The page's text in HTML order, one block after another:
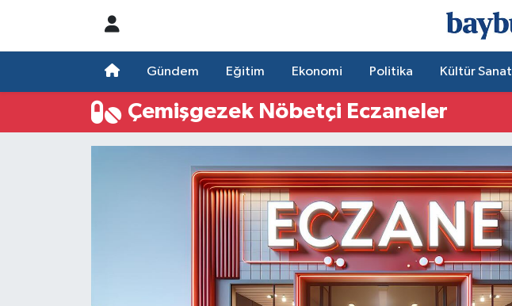
Gündem Eğitim Ekonomi Politika Kültür Sanat
Çemişgezek Nöbetçi Eczaneler
Hava Durumu
Süper Lig Puan Durumu ve Fikstür